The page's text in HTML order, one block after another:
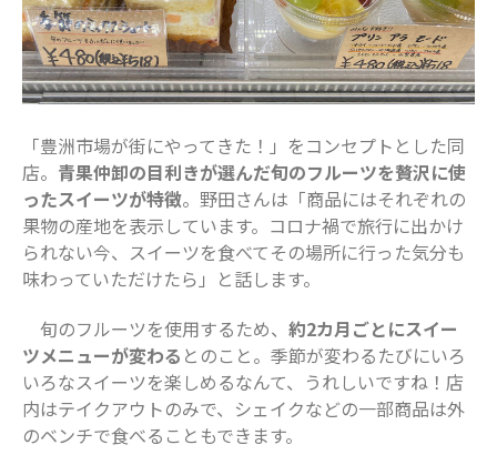
「豊洲市場が街にやってきた！」をコンセプトとした同
店。 青果仲卸の目利きが選んだ旬のフルーツを贅沢に使
ったスイーツが特徴。野田さんは「商品にはそれぞれの
果物の産地を表示しています。コロナ禍で旅行に出かけ
られない今、スイーツを食べてその場所に行った気分も
味わっていただけたら」と話します。
旬のフルーツを使用するため、 約2カ月ごとにスイー
ツメニューが変わる とのこと。季節が変わるたびにいろ
いろなスイーツを楽しめるなんて、うれしいですね！店
内はテイクアウトのみで、シェイクなどの一部商品は外
のベンチで食べることもできます。